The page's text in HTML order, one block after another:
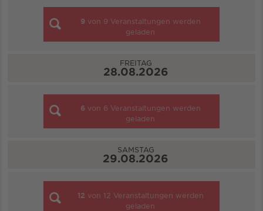
9 von 9 Veranstaltungen werden
geladen
FREITAG
28.08.2026
6 von 6 Veranstaltungen werden
geladen
SAMSTAG
29.08.2026
12 von 12 Veranstaltungen werden
geladen